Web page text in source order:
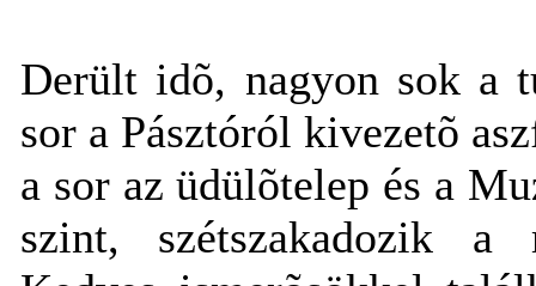
Derült idõ, nagyon sok a
sor a Pásztóról kivezetõ
a sor az üdülõtelep és a
szint, szétszakadozik a